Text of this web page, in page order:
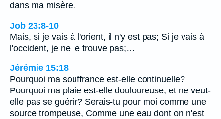
dans ma misère.
Job 23:8-10
Mais, si je vais à l'orient, il n'y est pas; Si je vais à
l'occident, je ne le trouve pas;…
Jérémie 15:18
Pourquoi ma souffrance est-elle continuelle?
Pourquoi ma plaie est-elle douloureuse, et ne veut-
elle pas se guérir? Serais-tu pour moi comme une
source trompeuse, Comme une eau dont on n'est